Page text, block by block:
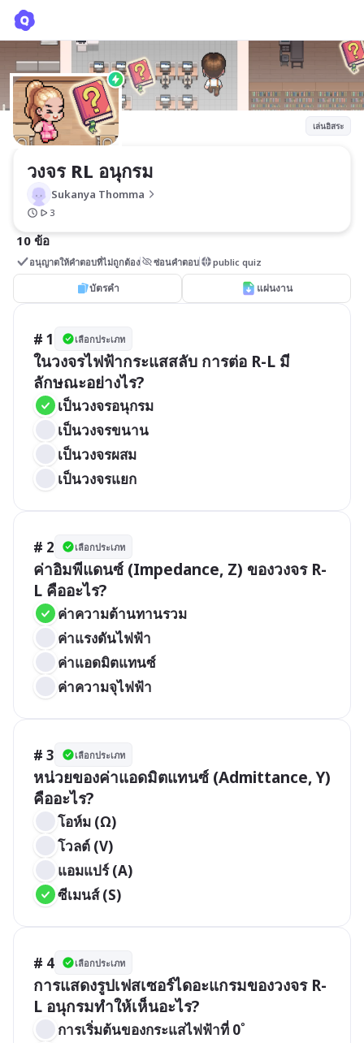
เล่นอิสระ
วงจร RL อนุกรม
Sukanya Thomma
3
10 ข้อ
อนุญาตให้คำตอบที่ไม่ถูกต้อง ซ่อนคำตอบ public quiz
บัตรคำ แผ่นงาน
# 1 เลือกประเภท
ในวงจรไฟฟ้ากระแสสลับ การต่อ R-L มี
ลักษณะอย่างไร?
เป็นวงจรอนุกรม
เป็นวงจรขนาน
เป็นวงจรผสม
เป็นวงจรแยก
# 2 เลือกประเภท
ค่าอิมพีแดนซ์ (Impedance, Z) ของวงจร R-
L คืออะไร?
ค่าความต้านทานรวม
ค่าแรงดันไฟฟ้า
ค่าแอดมิตแทนซ์
ค่าความจุไฟฟ้า
# 3 เลือกประเภท
หน่วยของค่าแอดมิตแทนซ์ (Admittance, Y)
คืออะไร?
โอห์ม (Ω)
โวลต์ (V)
แอมแปร์ (A)
ซีเมนส์ (S)
# 4 เลือกประเภท
การแสดงรูปเฟสเซอร์ไดอะแกรมของวงจร R-
L อนุกรมทำให้เห็นอะไร?
การเริ่มต้นของกระแสไฟฟ้าที่ 0˚